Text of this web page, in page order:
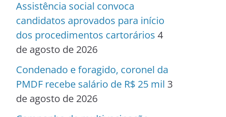
Assistência social convoca
candidatos aprovados para início
dos procedimentos cartorários 4
de agosto de 2026
Condenado e foragido, coronel da
PMDF recebe salário de R$ 25 mil 3
de agosto de 2026